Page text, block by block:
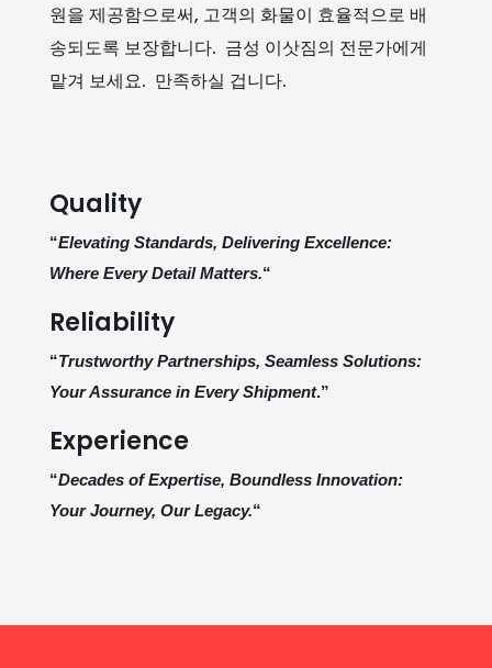
원을 제공함으로써, 고객의 화물이 효율적으로 배
송되도록 보장합니다. 금성 이삿짐의 전문가에게
맡겨 보세요. 만족하실 겁니다.
Quality
“Elevating Standards, Delivering Excellence:
Where Every Detail Matters.“
Reliability
“Trustworthy Partnerships, Seamless Solutions:
Your Assurance in Every Shipment.”
Experience
“Decades of Expertise, Boundless Innovation:
Your Journey, Our Legacy.“